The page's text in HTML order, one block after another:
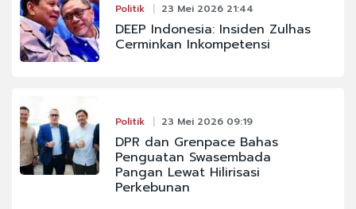
Politik 23 Mei 2026 21:44
DEEP Indonesia: Insiden Zulhas
Cerminkan Inkompetensi
Politik 23 Mei 2026 09:19
DPR dan Grenpace Bahas
Penguatan Swasembada
Pangan Lewat Hilirisasi
Perkebunan